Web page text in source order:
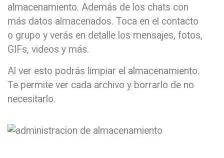
almacenamiento. Además de los chats con
más datos almacenados. Toca en el contacto
o grupo y verás en detalle los mensajes, fotos,
GIFs, videos y más.
Al ver esto podrás limpiar el almacenamiento.
Te permite ver cada archivo y borrarlo de no
necesitarlo.